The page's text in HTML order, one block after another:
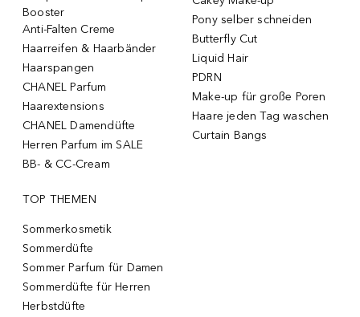
Booster
Anti-Falten Creme
Haarreifen & Haarbänder
Haarspangen
CHANEL Parfum
Haarextensions
CHANEL Damendüfte
Herren Parfum im SALE
BB- & CC-Cream
Pony selber schneiden
Butterfly Cut
Liquid Hair
PDRN
Make-up für große Poren
Haare jeden Tag waschen
Curtain Bangs
TOP THEMEN
Sommerkosmetik
Sommerdüfte
Sommer Parfum für Damen
Sommerdüfte für Herren
Herbstdüfte